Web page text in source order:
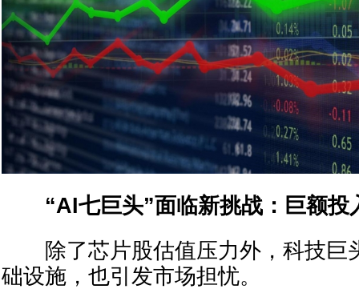
“AI七巨头”面临新挑战：巨额投
除了芯片股估值压力外，科技巨
础设施，也引发市场担忧。